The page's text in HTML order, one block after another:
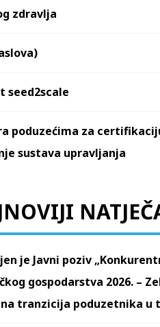
zdravlja
seed2scale
poduzećima za
sustava upravljanja
je Javni poziv
gospodarstva 2026. –
tranzicija poduzetnika u